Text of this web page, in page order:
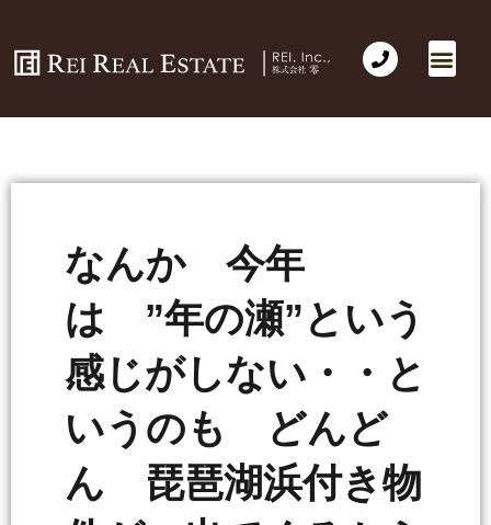
なんか 今年
は ”年の瀬”という
感じがしない・・と
いうのも どんど
ん 琵琶湖浜付き物